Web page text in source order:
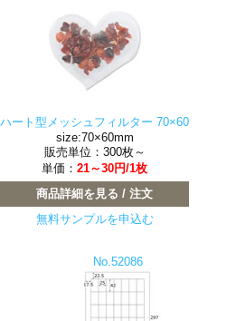
ハート型メッシュフィルター 70×60
size:70×60mm
販売単位：300枚～
単価： 21～30円/1枚
商品詳細を見る / 注文
無料サンプルを申込む
No.52086